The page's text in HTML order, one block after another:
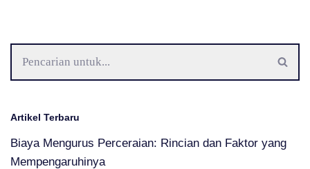
Artikel Terbaru
Biaya Mengurus Perceraian: Rincian dan Faktor yang
Mempengaruhinya